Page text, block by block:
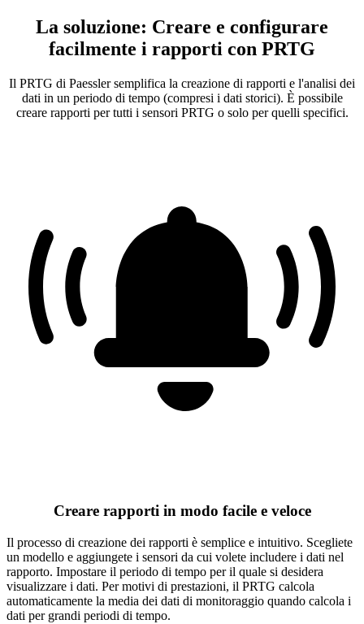
La soluzione: Creare e configurare
facilmente i rapporti con PRTG
Il PRTG di Paessler semplifica la creazione di rapporti e l'analisi dei
dati in un periodo di tempo (compresi i dati storici). È possibile
creare rapporti per tutti i sensori PRTG o solo per quelli specifici.
Creare rapporti in modo facile e veloce
Il processo di creazione dei rapporti è semplice e intuitivo. Scegliete
un modello e aggiungete i sensori da cui volete includere i dati nel
rapporto. Impostare il periodo di tempo per il quale si desidera
visualizzare i dati. Per motivi di prestazioni, il PRTG calcola
automaticamente la media dei dati di monitoraggio quando calcola i
dati per grandi periodi di tempo.